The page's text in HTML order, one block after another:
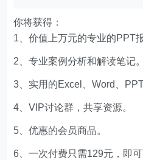
你将获得：
1、价值上万元的专业的PPT
2、专业案例分析和解读笔记。
3、实用的Excel、Word、PPT
4、VIP讨论群，共享资源。
5、优惠的会员商品。
6、一次付费只需129元，即